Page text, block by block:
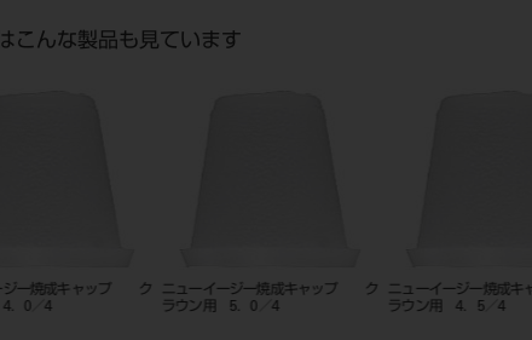
こんな製品も見ています
ャップ ク
ニューイージー焼成キャップ ク
ラウン用 5．0／4
ニューイージー焼成キャップ ク
ラウン用 4．5／4